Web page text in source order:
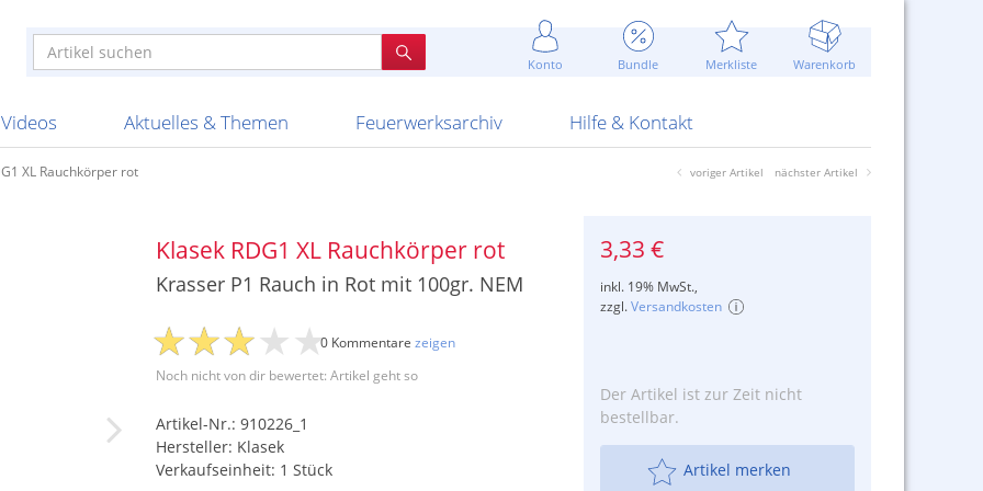
Konto Bundle Merkliste Warenkorb
Schallerzeuger P1
Feuerwerk T1
Schachteln und Attrappen
Streich- und Bengalhölzer
Blitzschnell...
Sommerpreise u.v.m.
Videos
Knallkörper
Batterien
Aktuelles & Themen
Ladenverkauf 2024
20 Jahre Feuerwerksvitrine
Ausnahmegenehmigung
Sammlertreffen
Feuerwerksarchiv
Fireworks Apel Feuerwerk Argento Feuerwerk ARS Pirotecnia
BKV Vuurwerk Bothmer Pyrotechnik
Hilfe & Kontakt
Bestellschluss
Altersnachweis
Versanddienste
Gewerbetreibende
Kontaktformular
AGB
XL Rauchkörper rot voriger Artikel nächster Artikel
Klasek RDG1 XL Rauchkörper rot
Krasser P1 Rauch in Rot mit 100gr. NEM
Noch nicht von dir bewertet: Artikel geht so
0 Kommentare zeigen
Artikel-Nr.: 910226_1
Hersteller: Klasek
Verkaufseinheit: 1 Stück
3,33 €
inkl. 19% MwSt.,
zzgl.Versandkosten
Der Artikel ist zur Zeit nicht
bestellbar.
Artikel merken